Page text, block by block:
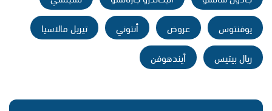
يوفنتوس
عروض أنتوني
تيريل مالاسيا
ريال بيتيس
أيندهوفن